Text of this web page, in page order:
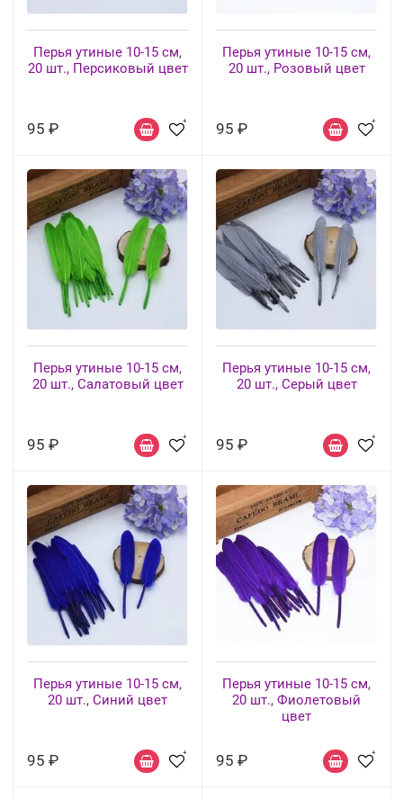
Перья утиные 10-15 см,
20 шт., Персиковый цвет
95 ₽
Перья утиные 10-15 см,
20 шт., Розовый цвет
95 ₽
Перья утиные 10-15 см,
20 шт., Салатовый цвет
95 ₽
Перья утиные 10-15 см,
20 шт., Серый цвет
95 ₽
Перья утиные 10-15 см,
20 шт., Синий цвет
95 ₽
Перья утиные 10-15 см,
20 шт., Фиолетовый
цвет
95 ₽